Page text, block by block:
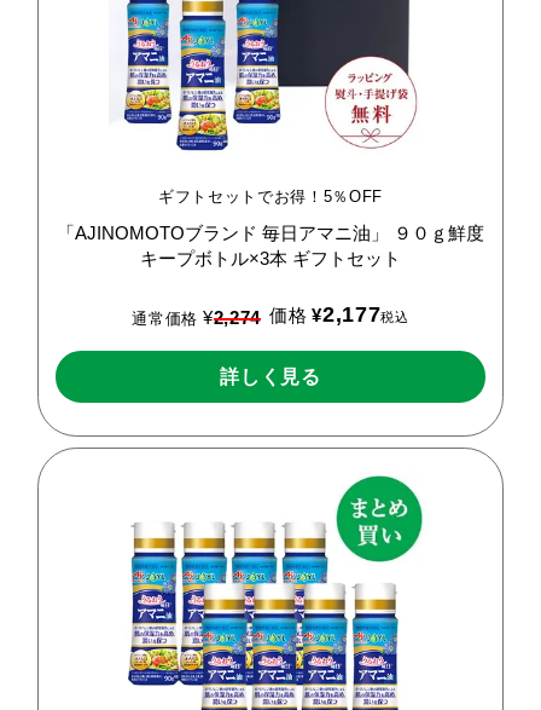
ギフトセットでお得！5％OFF
「AJINOMOTOブランド 毎日アマニ油」
９０ｇ鮮度
キープボトル×3本 ギフトセット
通常価格 ¥2,274 価格 ¥2,177税込
詳しく見る